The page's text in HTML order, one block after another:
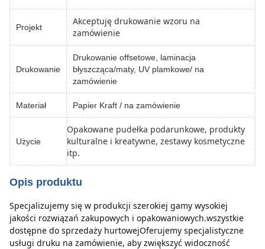
Projekt
Akceptuję drukowanie wzoru na
zamówienie
Drukowanie
Drukowanie offsetowe, laminacja
błyszcząca/maty, UV plamkowe/ na
zamówienie
Materiał Papier Kraft / na zamówienie
Użycie
Opakowane pudełka podarunkowe, produkty
kulturalne i kreatywne, zestawy kosmetyczne
itp.
Opis produktu
Specjalizujemy się w produkcji szerokiej gamy wysokiej
jakości rozwiązań zakupowych i opakowaniowych.wszystkie
dostępne do sprzedaży hurtowejOferujemy specjalistyczne
usługi druku na zamówienie, aby zwiększyć widoczność